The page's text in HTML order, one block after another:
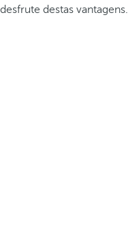
desfrute destas vantagens.